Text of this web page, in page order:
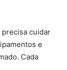
precisa cuidar
e
Cada